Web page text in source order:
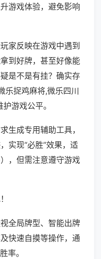
游戏体验，避免影响
家反映在游戏中遇到
到好牌，甚至好像能
是不是有挂？确实存
乐捉鸡麻将,微乐四川
游戏公平。
生成专用辅助工具，
实现“必胜”效果，适
，但需注意遵守游戏
全局牌型、智能出牌
快速自摸等操作，通
率。